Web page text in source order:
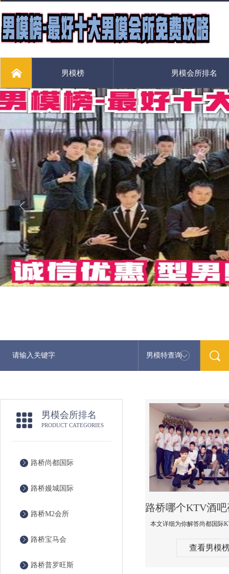
男模榜 男模会所排名
男模特查询
男模会所排名
PRODUCT CATEGORIES
路桥尚都国际
路桥嫚城国际
路桥M2会所
路桥宝马会
路桥普罗旺斯
查看男模